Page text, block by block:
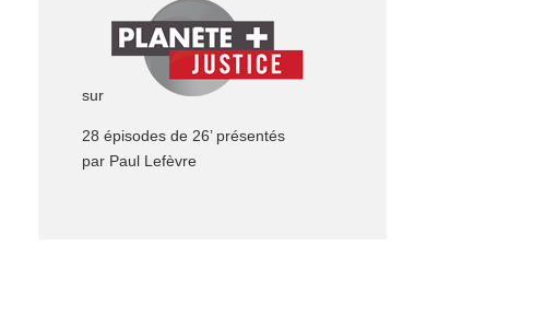
sur
28 épisodes de 26’ présentés
par Paul Lefèvre